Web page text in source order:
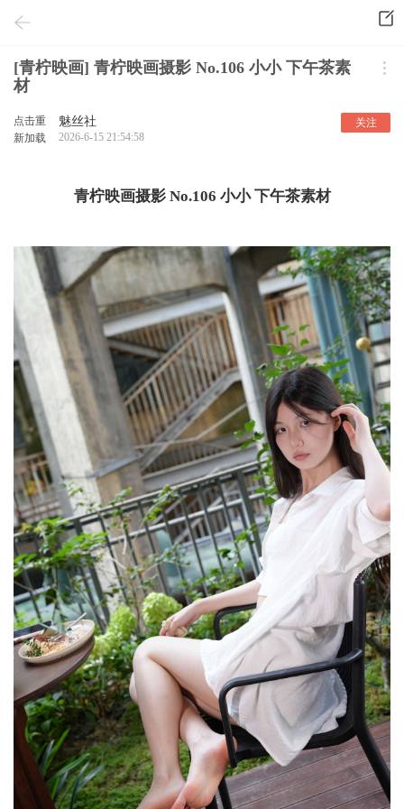
[青柠映画] 青柠映画摄影 No.106 小小 下午茶素
材
点击重
新加载
魅丝社
2026-6-15 21:54:58
关注
青柠映画摄影 No.106 小小 下午茶素材